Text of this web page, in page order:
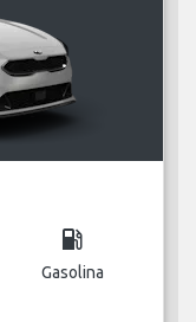
local_gas_station
Gasolina